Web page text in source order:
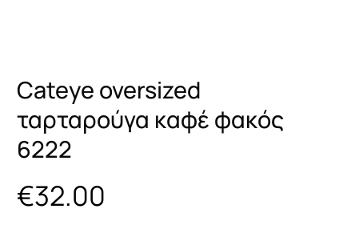
Cateye oversized
ταρταρούγα καφέ φακός
6222
€32.00